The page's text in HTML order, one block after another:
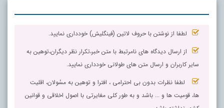
لطفا از نوشتن با حروف لاتین (فینگلیش) خودداری نمایید.
از ارسال دیدگاه های نامرتبط با متن خبر،تکرار نظر دیگران،توهین به
سایر کاربران و ارسال متن های طولانی خودداری نمایید.
لطفا نظرات بدون بی احترامی ، افترا و توهین به مسٔولان، اقلیت
ها، قومیت ها و ... باشد و به طور کلی مغایرتی با اصول اخلاقی و قوانین